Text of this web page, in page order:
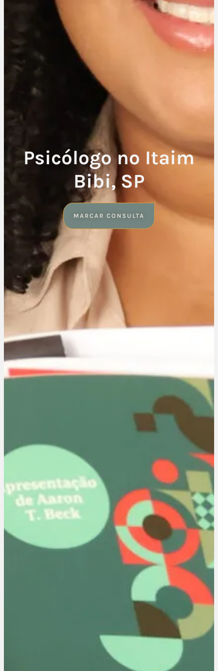
Psicólogo no Itaim
Bibi, SP
MARCAR CONSULTA